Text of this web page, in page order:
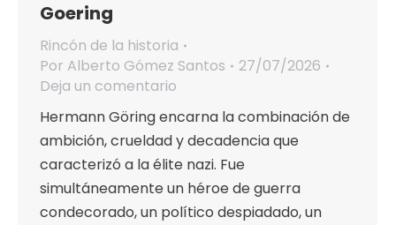
Goering
Rincón de la historia
Por Alberto Gómez Santos
27/07/2026
Deja un comentario
Hermann Göring encarna la combinación de
ambición, crueldad y decadencia que
caracterizó a la élite nazi. Fue
simultáneamente un héroe de guerra
condecorado, un político despiadado, un